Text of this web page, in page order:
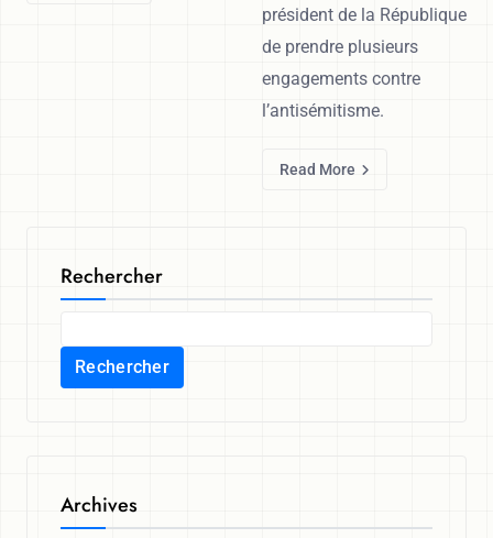
président de la République
de prendre plusieurs
engagements contre
l’antisémitisme.
Read More
Rechercher
Rechercher
Archives